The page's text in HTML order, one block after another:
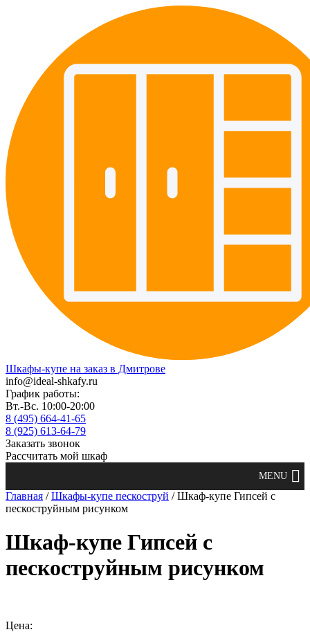
Шкафы-купе на заказ в Дмитрове
info@ideal-shkafy.ru
График работы:
Вт.-Вс. 10:00-20:00
8 (495) 664-41-65
8 (925) 613-64-79
Заказать звонок
Рассчитать мой шкаф
Главная /Шкафы-купе пескоструй / Шкаф-купе Гипсей с
пескоструйным рисунком
Шкаф-купе Гипсей с
пескоструйным рисунком
Цена: